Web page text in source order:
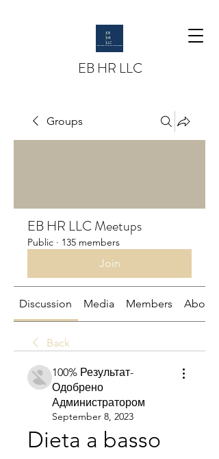
EB HR LLC
Groups
EB HR LLC Meetups
Public · 135 members
Join
Discussion Media Members About
Back
100% Результат-
Одобрено
Администратором
September 8, 2023
Dieta a basso